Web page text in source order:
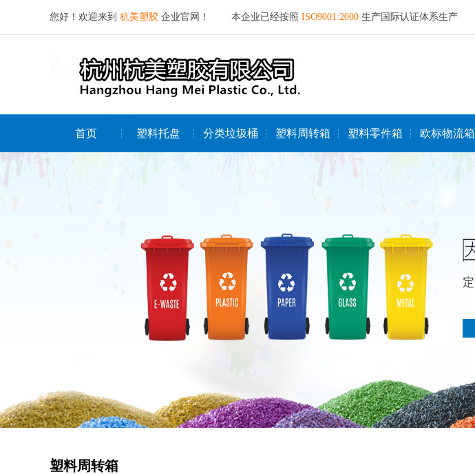
您好！欢迎来到 杭美塑胶 企业官网！ 本企业已经按照 ISO9001:2000 生产国际认证体系生产
首页 塑料托盘 分类垃圾桶 塑料周转箱 塑料零件箱 欧标物流箱
塑料周转箱